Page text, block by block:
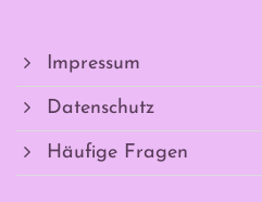
Impressum
Datenschutz
Häufige Fragen